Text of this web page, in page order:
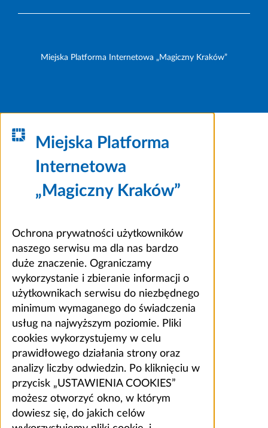
Miejska Platforma Internetowa „Magiczny Kraków”
Miejska Platforma
Internetowa
„Magiczny Kraków”
Ochrona prywatności użytkowników
naszego serwisu ma dla nas bardzo
duże znaczenie. Ograniczamy
wykorzystanie i zbieranie informacji o
użytkownikach serwisu do niezbędnego
minimum wymaganego do świadczenia
usług na najwyższym poziomie. Pliki
cookies wykorzystujemy w celu
prawidłowego działania strony oraz
analizy liczby odwiedzin. Po kliknięciu w
przycisk „USTAWIENIA COOKIES”
możesz otworzyć okno, w którym
dowiesz się, do jakich celów